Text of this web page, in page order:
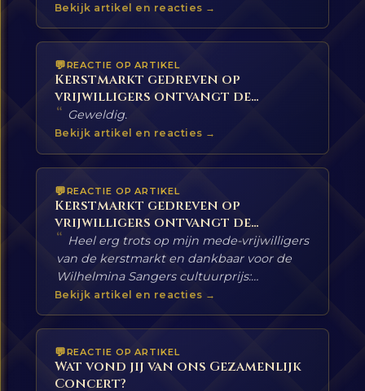
Bekijk artikel en reacties →
REACTIE OP ARTIKEL
Kerstmarkt gedreven op
vrijwilligers ontvangt de
“ Geweldig.
Bekijk artikel en reacties →
REACTIE OP ARTIKEL
Kerstmarkt gedreven op
vrijwilligers ontvangt de
Wilhelmina Sangers Cultuurprijs
“
van de kerstmarkt en dankbaar voor de
Wilhelmina Sangers cultuurprijs:
https://cultuurfondslimburg.nl/
Bekijk artikel en reacties →
REACTIE OP ARTIKEL
Wat vond jij van ons Gezamenlijk
Concert?